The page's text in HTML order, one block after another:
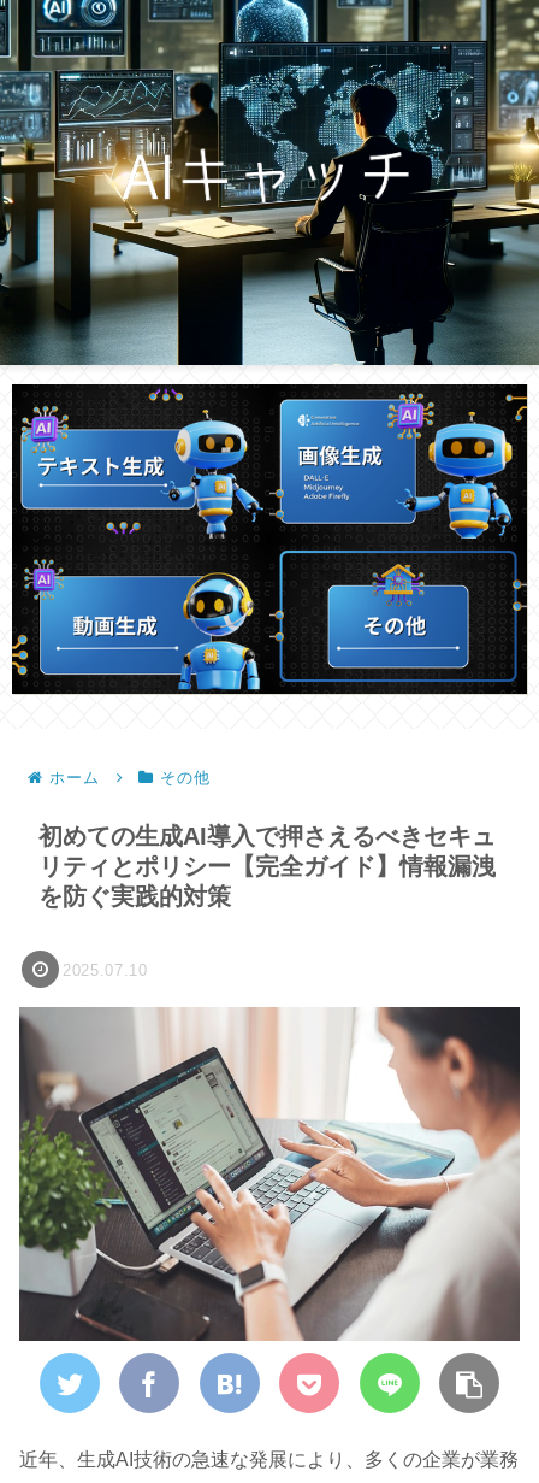
ホーム その他
初めての生成AI導入で押さえるべきセキュ
リティとポリシー【完全ガイド】情報漏洩
を防ぐ実践的対策
2025.07.10
近年、生成AI技術の急速な発展により、多くの企業が業務